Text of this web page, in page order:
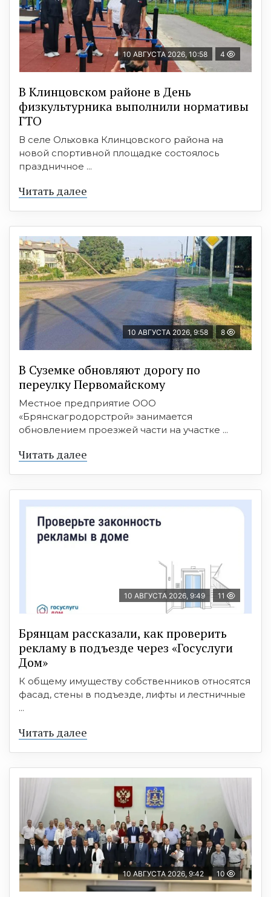
10 АВГУСТА 2026, 10:58 4
В Клинцовском районе в День
физкультурника выполнили нормативы
ГТО
В селе Ольховка Клинцовского района на
новой спортивной площадке состоялось
праздничное ...
Читать далее
10 АВГУСТА 2026, 9:58 8
В Суземке обновляют дорогу по
переулку Первомайскому
Местное предприятие ООО
«Брянскагродорстрой» занимается
обновлением проезжей части на участке ...
Читать далее
10 АВГУСТА 2026, 9:49 11
Брянцам рассказали, как проверить
рекламу в подъезде через «Госуслуги
Дом»
К общему имуществу собственников относятся
фасад, стены в подъезде, лифты и лестничные
...
Читать далее
10 АВГУСТА 2026, 9:42 10